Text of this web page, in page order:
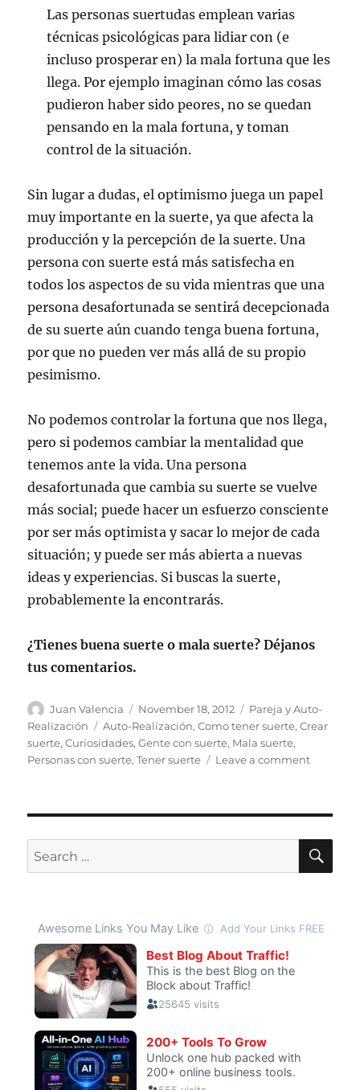
Las personas suertudas emplean varias
técnicas psicológicas para lidiar con (e
incluso prosperar en) la mala fortuna que les
llega. Por ejemplo imaginan cómo las cosas
pudieron haber sido peores, no se quedan
pensando en la mala fortuna, y toman
control de la situación.
Sin lugar a dudas, el optimismo juega un papel
muy importante en la suerte, ya que afecta la
producción y la percepción de la suerte. Una
persona con suerte está más satisfecha en
todos los aspectos de su vida mientras que una
persona desafortunada se sentirá decepcionada
de su suerte aún cuando tenga buena fortuna,
por que no pueden ver más allá de su propio
pesimismo.
No podemos controlar la fortuna que nos llega,
pero si podemos cambiar la mentalidad que
tenemos ante la vida. Una persona
desafortunada que cambia su suerte se vuelve
más social; puede hacer un esfuerzo consciente
por ser más optimista y sacar lo mejor de cada
situación; y puede ser más abierta a nuevas
ideas y experiencias. Si buscas la suerte,
probablemente la encontrarás.
¿Tienes buena suerte o mala suerte? Déjanos
tus comentarios.
Author
Juan Valencia
Posted
on
November 18, 2012 Categories
Pareja y Auto-
Realización
Tags
Auto-Realización,Como tener suerte,Crear
suerte,Curiosidades,Gente con suerte, Mala suerte,
Personas con suerte,Tener suerte Leave a commenton
–
Cómo
Tener
Search
for: